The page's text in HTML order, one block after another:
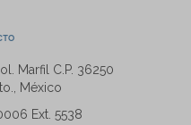
Marfil C.P. 36250
México
Ext. 5538